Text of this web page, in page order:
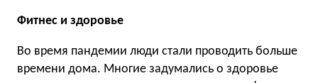
Фитнес и здоровье
Во время пандемии люди стали проводить больше
времени дома. Многие задумались о здоровье